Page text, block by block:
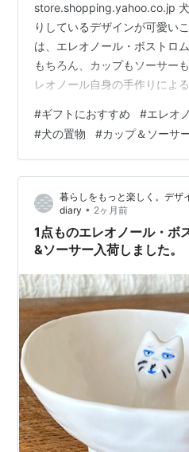
store.shopping.yahoo.co.jp
りしているデザインが可愛い
は、エレオノール・ボストロ
もちろん、カップもソーサー
レオノール自身の手作りによる
自身の手で成形されている、
ねこのティーカップより、ひ
す。カップの底からひょこっ
全て彼女の手で成形されてお
風合いも感じていただける作
#ギフトにおすすめ #エレオ
#犬の置物 #カップ＆ソーサ
暮らしをもっと楽しく。デ
diary • 2ヶ月前
1点ものエレオノール・ボ
&ソーサー入荷しました。